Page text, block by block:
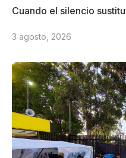
Cuando el silencio
3 agosto, 2026